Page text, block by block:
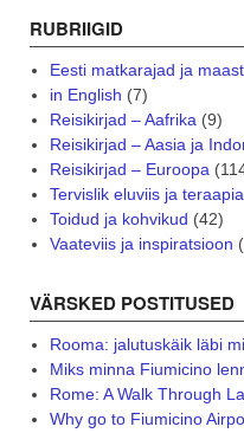
RUBRIIGID
Eesti matkarajad ja
in English (7)
Reisikirjad – Aafrika(9)
Reisikirjad – Aasia ja
Reisikirjad – Euroopa
Tervislik eluviis ja
Toidud ja kohvikud (42)
Vaateviis ja inspiratsioon
VÄRSKED POSTITUSED
Rooma: jalutuskäik läbi
Miks minna Fiumicino
Rome: A Walk Through
Why go to Fiumicino